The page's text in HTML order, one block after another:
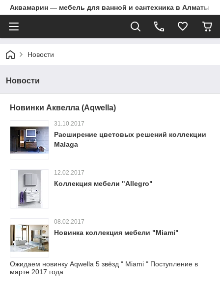
Аквамарин — мебель для ванной и сантехника в Алматы |
Новости
Новости
Новинки Аквелла (Aqwella)
31.10.2017
Расширение цветовых решений коллекции
Malaga
12.02.2017
Коллекция мебели "Allegro"
08.02.2017
Новинка коллекция мебели "Miami"
Ожидаем новинку Aqwella 5 звёзд " Miami " Поступление в
марте 2017 года